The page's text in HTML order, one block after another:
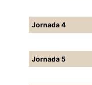
Jornada 4
Jornada 5